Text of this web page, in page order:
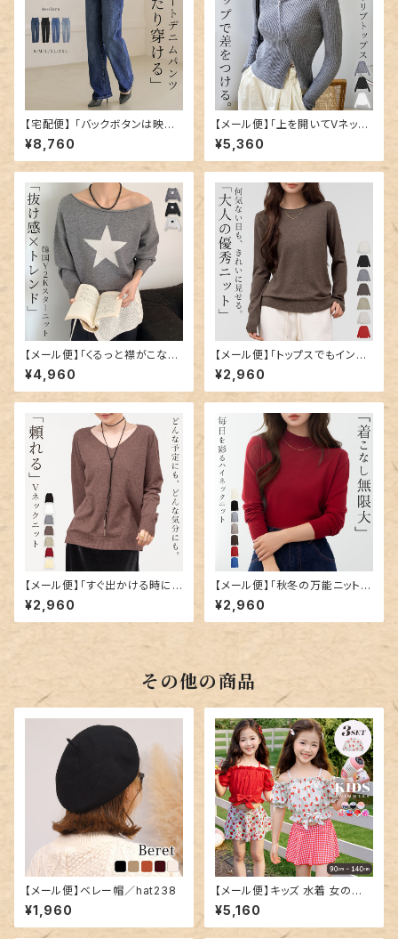
【宅配便】 「バックボタンは映え
にも」デニム パンツ ストレート
レディース ／pants654
¥8,760
【メール便】「上を開いてVネック
風にも」ニット トップス リブ カッ
トソー レディース／tops2313
¥5,360
【メール便】「くるっと襟がこなれ
感に」ニット トップス リブ ボート
ネック 3way／tops2314
¥4,960
【メール便】「トップスでもインナ
ーでも」ニット トップス リブ カッ
トソー レディース／tops2321
¥2,960
【メール便】「すぐ出かける時に
便利」ニット トップス Vネック カ
ットソー レディース／tops232
2
¥2,960
【メール便】「秋冬の万能ニット」
ニット トップス ハイネック カット
ソー レディース／tops2324
¥2,960
その他の商品
【メール便】ベレー帽／hat238
¥1,960
【メール便】キッズ 水着 女の子
セパレート オフショルダー／kid
s597
¥5,160